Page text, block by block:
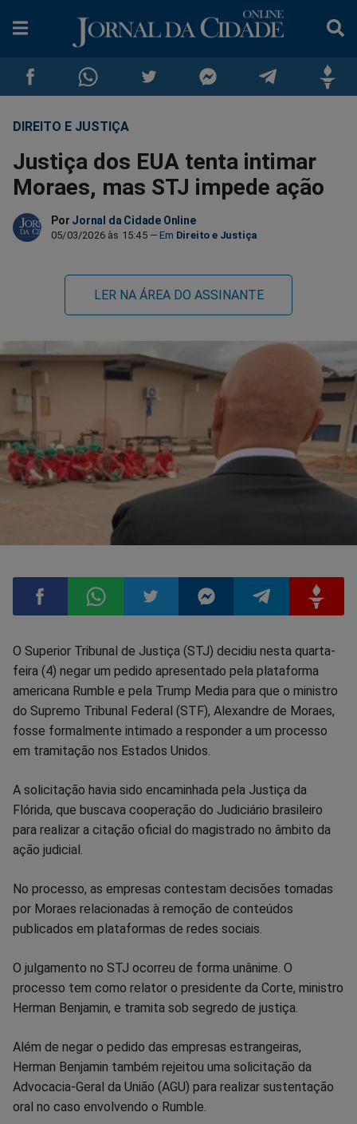
Compartilhar
no
Facebook
Compartilhar
no
Whatsapp
Compartilhar
no
Twitter
no
Messenger
no
DIREITO E JUSTIÇA
Justiça dos EUA tenta intimar
Moraes, mas STJ impede ação
Por Jornal da Cidade Online
05/03/2026 às 15:45 Direito e Justiça
LER NA ÁREA DO ASSINANTE
Compartilhar
no
Facebook
Compartilhar
no
Whatsapp
Compartilhar
no
Twitter
Compartilhar
no
Messenger
Compartilhar
no
Telegram
no
Gettr
O Superior Tribunal de Justiça (STJ) decidiu nesta quarta-
feira (4) negar um pedido apresentado pela plataforma
americana Rumble e pela Trump Media para que o ministro
do Supremo Tribunal Federal (STF), Alexandre de Moraes,
fosse formalmente intimado a responder a um processo
em tramitação nos Estados Unidos.
A solicitação havia sido encaminhada pela Justiça da
Flórida, que buscava cooperação do Judiciário brasileiro
para realizar a citação oficial do magistrado no âmbito da
ação judicial.
No processo, as empresas contestam decisões tomadas
por Moraes relacionadas à remoção de conteúdos
publicados em plataformas de redes sociais.
O julgamento no STJ ocorreu de forma unânime. O
processo tem como relator o presidente da Corte, ministro
Herman Benjamin, e tramita sob segredo de justiça.
Além de negar o pedido das empresas estrangeiras,
Herman Benjamin também rejeitou uma solicitação da
Advocacia-Geral da União (AGU) para realizar sustentação
oral no caso envolvendo o Rumble.